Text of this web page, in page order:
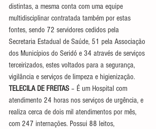
distintas, a mesma conta com uma equipe
multidisciplinar contratada também por estas
fontes, sendo 72 servidores cedidos pela
Secretaria Estadual de Saúde, 51 pela Associação
dos Municípios do Seridó e 34 através de serviços
terceirizados, estes voltados para a segurança,
vigilância e serviços de limpeza e higienização.
TELECILA DE FREITAS – É um Hospital com
atendimento 24 horas nos serviços de urgência, e
realiza cerca de dois mil atendimentos por mês,
com 247 internações. Possui 88 leitos,